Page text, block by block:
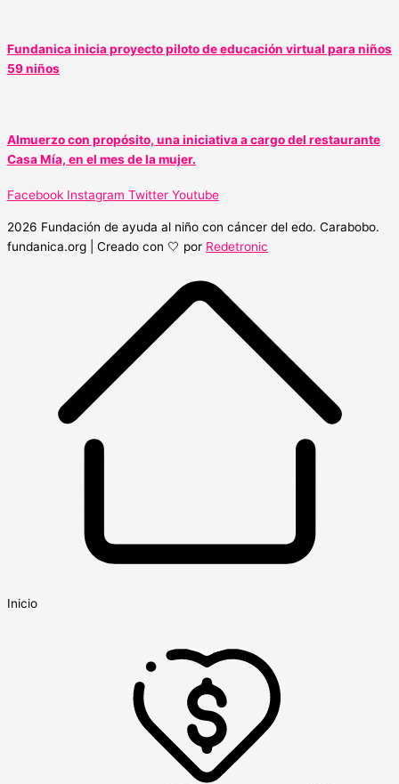
Fundanica inicia proyecto piloto de educación virtual para niños
59 niños
Almuerzo con propósito, una iniciativa a cargo del restaurante
Casa Mía, en el mes de la mujer.
Facebook Instagram Twitter Youtube
2026 Fundación de ayuda al niño con cáncer del edo. Carabobo.
fundanica.org | Creado con 🤍 por Redetronic
Inicio